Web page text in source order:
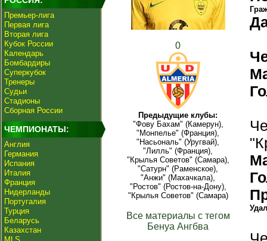
Премьер-лига
Первая лига
Вторая лига
Кубок России
Календарь
Бомбардиры
Суперкубок
Тренеры
Судьи
Стадионы
Сборная России
ЧЕМПИОНАТЫ:
Англия
Германия
Испания
Италия
Франция
Нидерланды
Португалия
Турция
Беларусь
Казахстан
0
Предыдущие клубы:
"Фову Бахам" (Камерун),
"Монпелье" (Франция),
"Насьональ" (Уругвай),
"Лилль" (Франция),
"Крылья Советов" (Самара),
"Сатурн" (Раменское),
"Анжи" (Махачкала),
"Ростов" (Ростов-на-Дону),
"Крылья Советов" (Самара)
Все материалы с тегом
Бенуа Ангбва